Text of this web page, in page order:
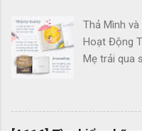
Thả Mình
Hoạt Động
Mẹ trải qua
thẳng và lo
trong bụng
trạng của